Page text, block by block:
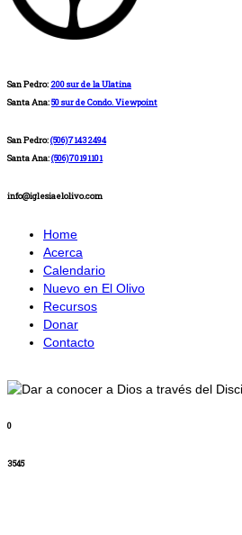
San Pedro: 200 sur de la Ulatina
Santa Ana:50 sur de Condo. Viewpoint
San Pedro:(506)71432494
Santa Ana:(506)70191101
info@iglesiaelolivo.com
Home
Acerca
Calendario
Nuevo en El Olivo
Recursos
Donar
Contacto
0
3545